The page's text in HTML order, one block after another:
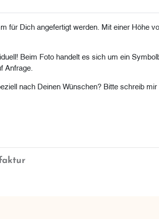
für Dich angefertigt werden. Mit einer Höhe
Beim Foto handelt es sich um ein
Anfrage.
nach Deinen Wünschen? Bitte schreib mir